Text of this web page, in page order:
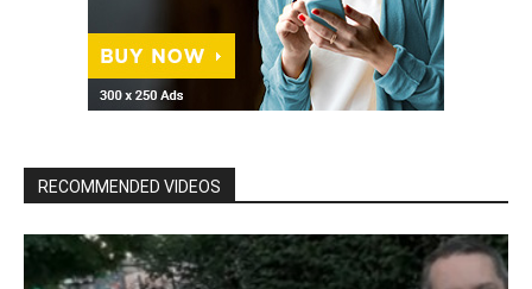
RECOMMENDED VIDEOS